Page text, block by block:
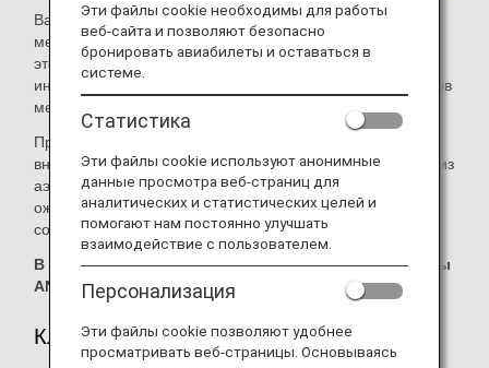
Вам доступен зал ожиданияAirport Authority Lounge
международном аэропорту Таньхэ (Ухань) в Китае. На
этой странице вы найдете более подробную
информацию о доступе в залы ожидания для пассажиров
международных рейсов ANA.
При пересадке с международного рейса ANA на
внутренний рейс, выполняемый другой авиакомпанией из
аэропорта за пределами Японии, условия доступа в зал
ожидания могут отличаться. Уточните условия доступа у
соответствующей авиакомпании.
В этом зале ожидания нельзя использовать ваучеры
ANA Suite Lounge.
Клиенты, удовлетворяющие критериям
Эти файлы cookie необходимы для работы
веб-сайта и позволяют безопасно
бронировать авиабилеты и оставаться в
системе.
Статистика
Эти файлы cookie используют анонимные
данные просмотра веб-страниц для
аналитических и статистических целей и
помогают нам постоянно улучшать
взаимодействие с пользователем.
Персонализация
Эти файлы cookie позволяют удобнее
просматривать веб-страницы. Основываясь